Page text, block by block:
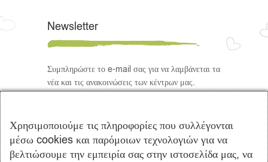
Newsletter
Συμπληρώστε το e-mail σας για να λαμβάνεται τα
νέα και τις ανακοινώσεις των κέντρων μας.
Χρησιμοποιούμε τις πληροφορίες που συλλέγονται
μέσω cookies και παρόμοιων τεχνολογιών για να
βελτιώσουμε την εμπειρία σας στην ιστοσελίδα μας, να